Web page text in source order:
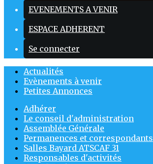
EVENEMENTS A VENIR
ESPACE ADHERENT
Se connecter
Actualités
Evènements à venir
Petites Annonces
Adhérer
Le conseil d'administration
Assemblée Générale
Permanences et correspondants
Salles Bayard ATSCAF 31
Responsables d'activités